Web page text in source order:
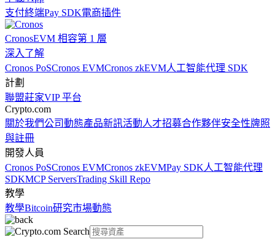
支付終端Pay SDK電商插件
CronosEVM 相容第 1 層
深入了解
Cronos PoSCronos EVMCronos zkEVM人工智能代理 SDK
計劃
聯盟莊家VIP 平台
Crypto.com
關於我們公司動態產品新訊活動人才招募合作夥伴安全性牌照
與註冊
開發人員
Cronos PoSCronos EVMCronos zkEVMPay SDK人工智能代理
SDKMCP ServersTrading Skill Repo
教學
教學Bitcoin研究市場動態